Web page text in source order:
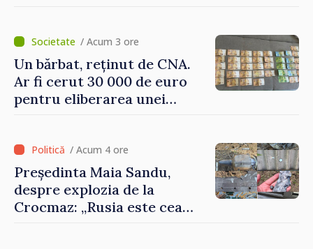
europeană”/ Acum 3 ore
Un bărbat, reținut de CNA.
Ar fi cerut 30 000 de euro
pentru eliberarea unei
/ Acum 4 ore
Președinta Maia Sandu,
despre explozia de la
Crocmaz: „Rusia este cea